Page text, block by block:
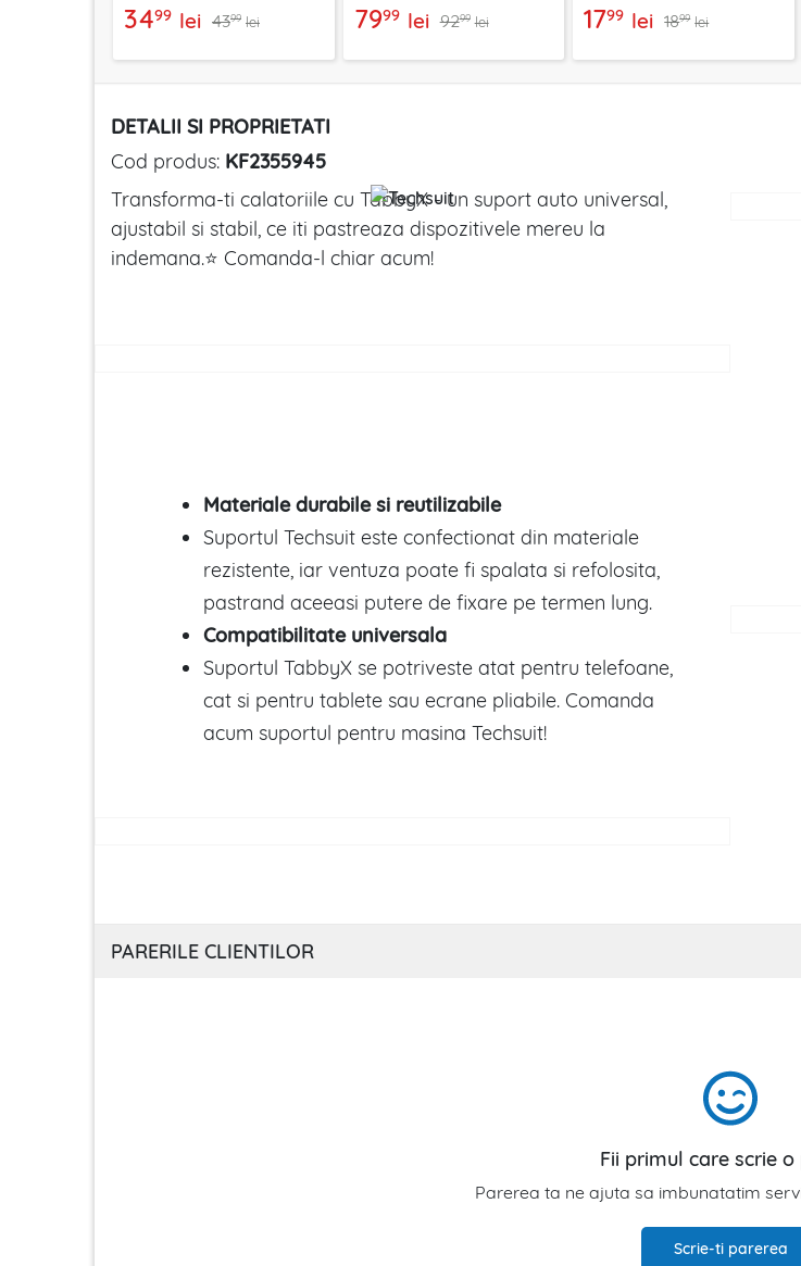
3499 lei 4399 lei
Techsuit, CAPD032
7999 lei 9299 lei
Techsuit MP03, negru
1799 lei 1899 lei
DETALII SI PROPRIETATI
Cod produs: KF2355945
Transforma-ti calatoriile cu TabbyX - un suport auto universal,
ajustabil si stabil, ce iti pastreaza dispozitivele mereu la
indemana.⭐ Comanda-l chiar acum!
Materiale durabile si reutilizabile
Suportul Techsuit este confectionat din materiale
rezistente, iar ventuza poate fi spalata si refolosita,
pastrand aceeasi putere de fixare pe termen lung.
Compatibilitate universala
Suportul TabbyX se potriveste atat pentru telefoane,
cat si pentru tablete sau ecrane pliabile. Comanda
acum suportul pentru masina Techsuit!
PARERILE CLIENTILOR
Fii primul care scrie
Parerea ta ne ajuta sa imbunatatim
Scrie-ti parerea